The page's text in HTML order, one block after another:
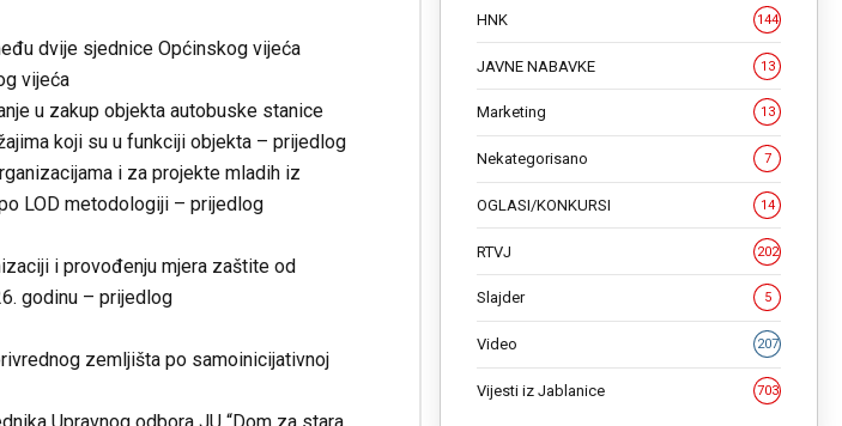
dvije sjednice Općinskog vijeća
vijeća
u zakup objekta autobuske stanice
koji su u funkciji objekta – prijedlog
i za projekte mladih iz
LOD metodologiji – prijedlog
i provođenju mjera zaštite od
godinu – prijedlog
zemljišta po samoinicijativnoj
HNK 144
JAVNE NABAVKE 13
Marketing 13
Nekategorisano 7
OGLASI/KONKURSI 14
RTVJ 202
Slajder 5
Video 207
Vijesti iz Jablanice 703